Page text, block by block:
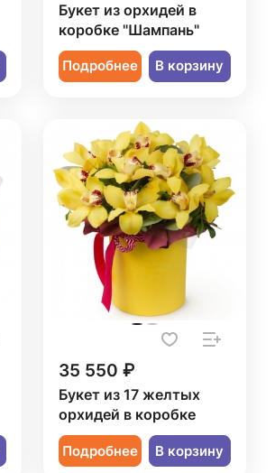
Букет из орхидей в
коробке "Шампань"
Подробнее В корзину
35 550 ₽
Букет из 17 желтых
орхидей в коробке
Подробнее В корзину